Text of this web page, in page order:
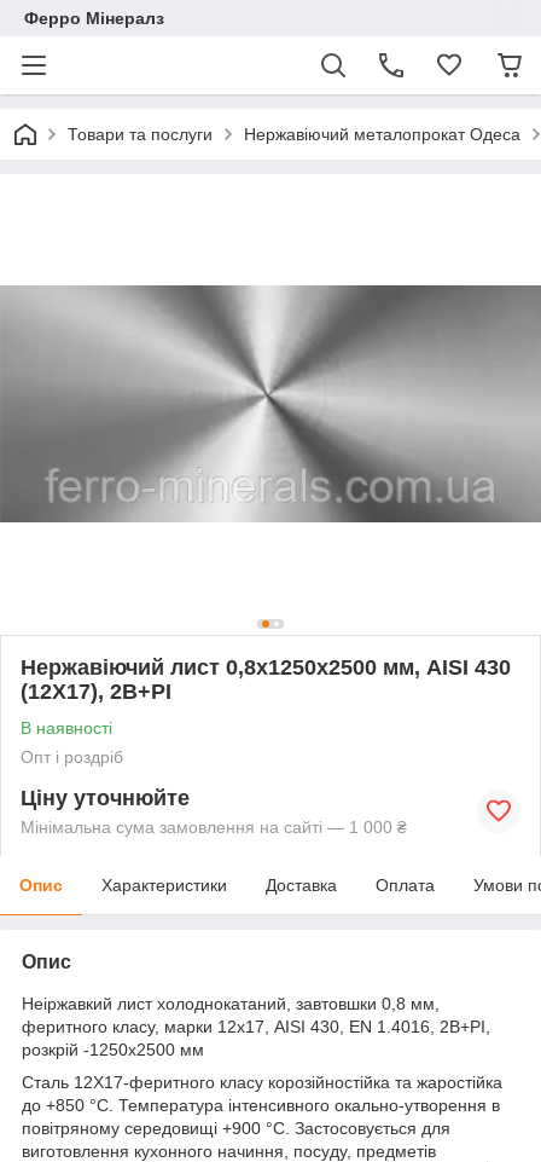
Ферро Мінералз
Товари та послуги Нержавіючий металопрокат Одеса
Нержавіючий лист 0,8х1250х2500 мм, AISI 430
(12X17), 2В+РI
В наявності
Опт і роздріб
Ціну уточнюйте
Мінімальна сума замовлення на сайті — 1 000 ₴
Опис Характеристики Доставка Оплата Умови
Опис
Неіржавкий лист холоднокатаний, завтовшки 0,8 мм,
феритного класу, марки 12х17, AISI 430, EN 1.4016, 2В+РI,
розкрій -1250х2500 мм
Сталь 12Х17-феритного класу корозійностійка та жаростійка
до +850 °C. Температура інтенсивного окально-утворення в
повітряному середовищі +900 °C. Застосовується для
виготовлення кухонного начиння, посуду, предметів